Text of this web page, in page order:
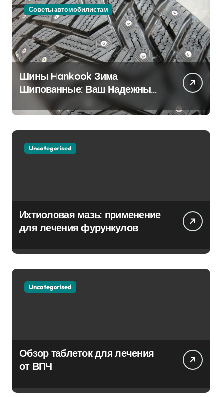
Советы автомобилистам
Шины Hankook Зима
Шипованные: Ваш Надежный
Партнёр на Снежных Дорогах
Uncategorised
Ихтиоловая мазь: применение
для лечения фурункулов
Uncategorised
Обзор таблеток для лечения
от ВПЧ